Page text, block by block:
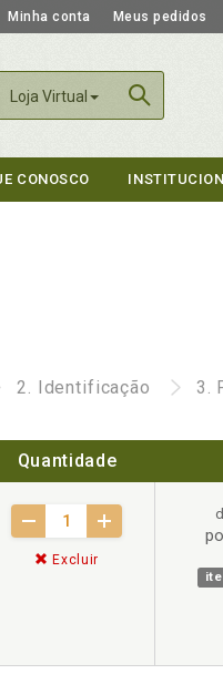
Minha conta Meus pedidos
Loja Virtual
CONOSCO
2. Identificação 3.
Quantidade
Excluir